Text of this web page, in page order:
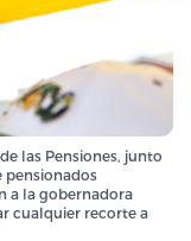
las Pensiones, junto
pensionados
a la gobernadora
cualquier recorte a